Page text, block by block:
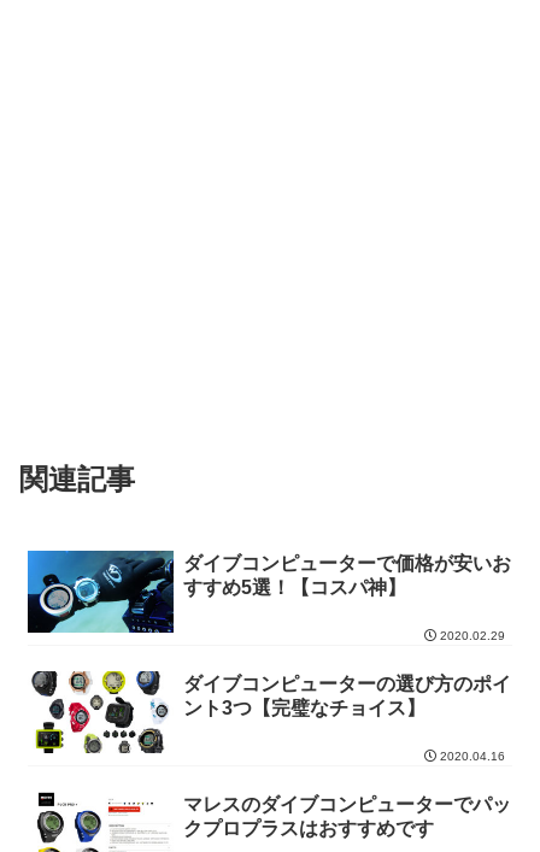
関連記事
ダイブコンピューターで価格が安いお
すすめ5選！【コスパ神】
2020.02.29
ダイブコンピューターの選び方のポイ
ント3つ【完璧なチョイス】
2020.04.16
マレスのダイブコンピューターでパッ
クプロプラスはおすすめです